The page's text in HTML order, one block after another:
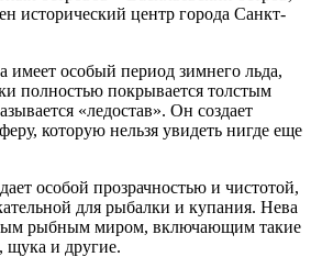
исторический центр города Санкт-
имеет особый период зимнего льда,
полностью покрывается толстым
«ледостав». Он создает
которую нельзя увидеть нигде еще
особой прозрачностью и чистотой,
для рыбалки и купания. Нева
рыбным миром, включающим такие
щука и другие.